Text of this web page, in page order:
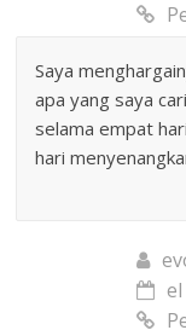
Saya
apa yang saya
selama empat
hari